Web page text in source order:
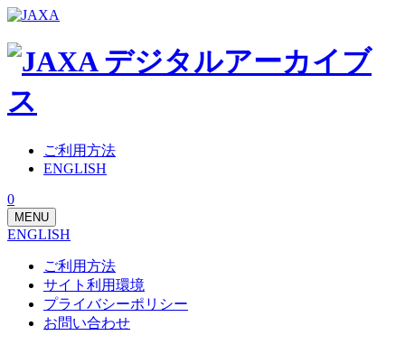
ご利用方法
ENGLISH
0
MENU
ENGLISH
ご利用方法
サイト利用環境
プライバシーポリシー
お問い合わせ